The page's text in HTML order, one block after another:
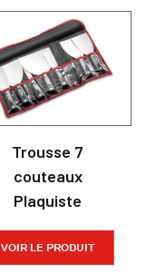
Trousse 7
couteaux
Plaquiste
VOIR LE PRODUIT